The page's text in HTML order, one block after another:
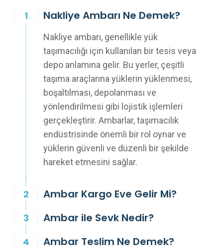
Nakliye Ambarı Ne Demek?
Nakliye ambarı, genellikle yük
taşımacılığı için kullanılan bir tesis veya
depo anlamına gelir. Bu yerler, çeşitli
taşıma araçlarına yüklerin yüklenmesi,
boşaltılması, depolanması ve
yönlendirilmesi gibi lojistik işlemleri
gerçekleştirir. Ambarlar, taşımacılık
endüstrisinde önemli bir rol oynar ve
yüklerin güvenli ve düzenli bir şekilde
hareket etmesini sağlar.
Ambar Kargo Eve Gelir Mi?
Ambar ile Sevk Nedir?
Ambar Teslim Ne Demek?